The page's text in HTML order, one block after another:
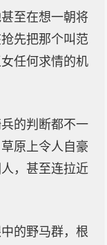
至在想一朝将
先把那个叫范
任何求情的机
的判断都不一
原上令人自豪
，甚至连拉近
的野马群，根